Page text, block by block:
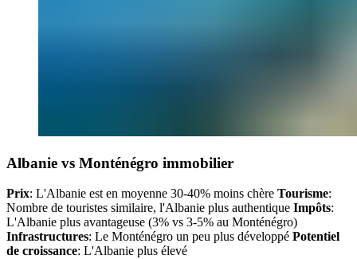
Albanie vs Monténégro immobilier
Prix: L'Albanie est en moyenne 30-40% moins chère Tourisme:
Nombre de touristes similaire, l'Albanie plus authentique Impôts:
L'Albanie plus avantageuse (3% vs 3-5% au Monténégro)
Infrastructures: Le Monténégro un peu plus développé Potentiel
de croissance: L'Albanie plus élevé